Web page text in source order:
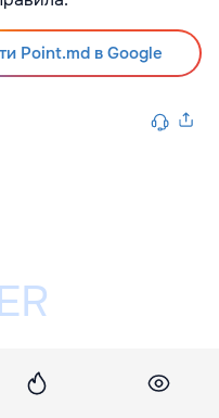
Point.md в Google